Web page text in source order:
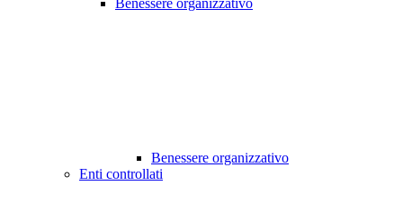
Benessere organizzativo
Benessere organizzativo
Enti controllati